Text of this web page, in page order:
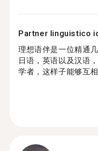
Partner linguistico
理想语伴是一位精通
日语，英语以及汉语
学者，这样子能够互